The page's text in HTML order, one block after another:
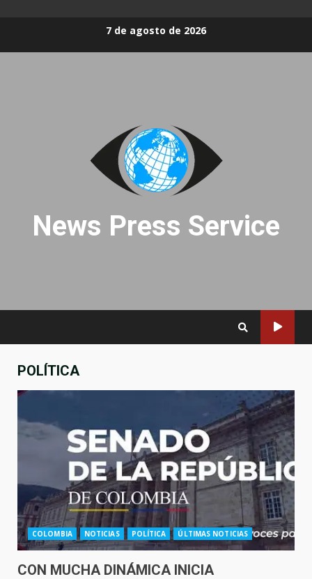
7 de agosto de 2026
News Press Service
POLÍTICA
COLOMBIA NOTICIAS POLÍTICA ÚLTIMAS NOTICIAS
CON MUCHA DINÁMICA INICIA